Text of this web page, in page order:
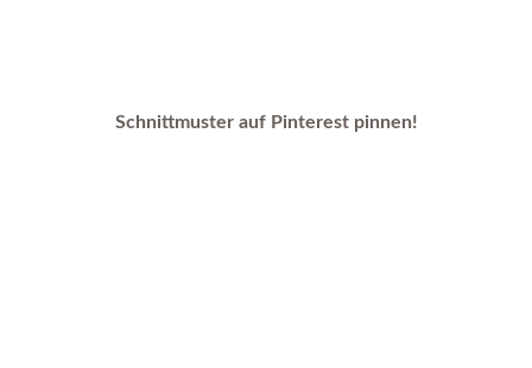
Schnittmuster auf Pinterest pinnen!